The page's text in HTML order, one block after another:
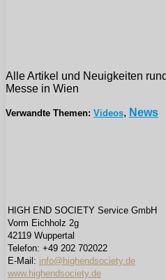
Alle Artikel und Neuigkeiten
Messe in Wien
Verwandte Themen: Videos, News
HIGH END SOCIETY Service GmbH
Vorm Eichholz 2g
42119 Wuppertal
Telefon: +49 202 702022
E-Mail: info@highendsociety.de
www.highendsociety.de